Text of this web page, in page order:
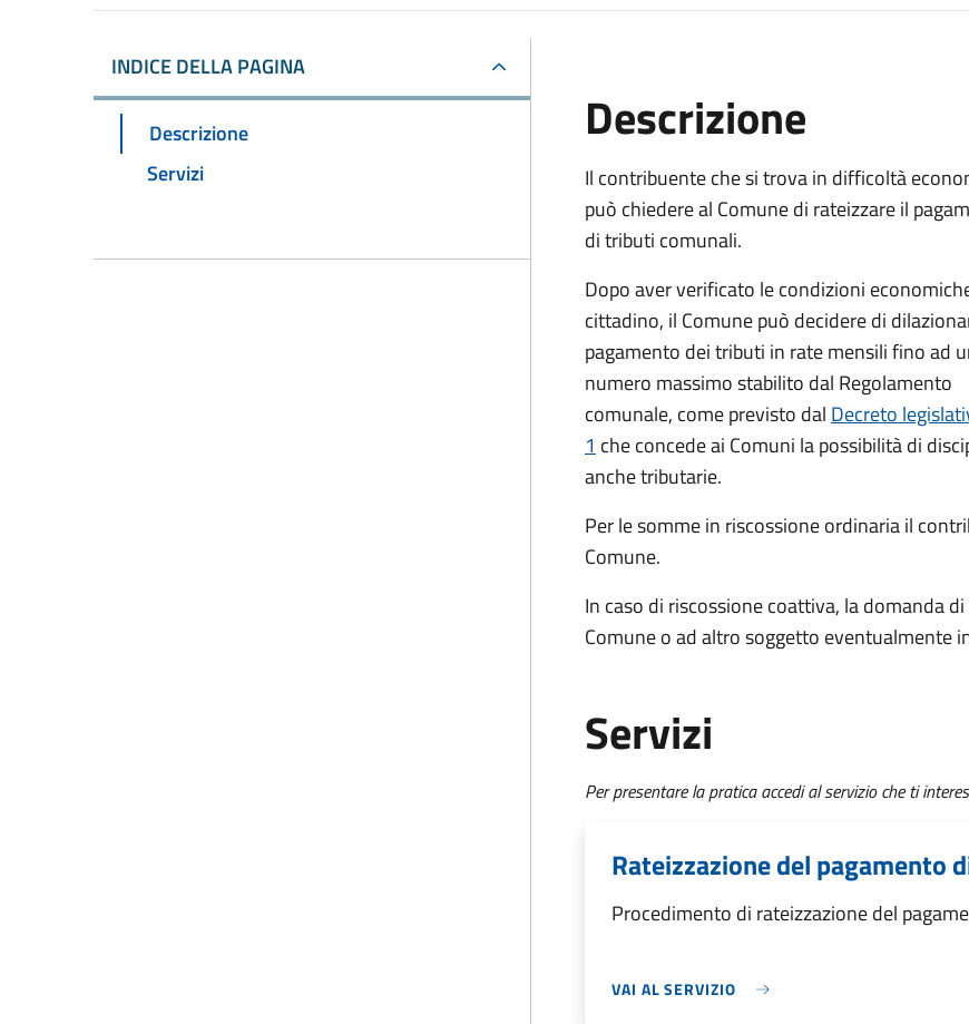
INDICE DELLA PAGINA
Descrizione
Servizi
Descrizione
Il contribuente che si trova in difficoltà
può chiedere al Comune di rateizzare il
di tributi comunali.
Dopo aver verificato le condizioni
cittadino, il Comune può decidere di
pagamento dei tributi in rate mensili fino ad
numero massimo stabilito dal Regolamento
comunale, come previsto dal Decreto
1 che concede ai Comuni la possibilità di
anche tributarie.
Per le somme in riscossione ordinaria il
Comune.
In caso di riscossione coattiva, la domanda
Comune o ad altro soggetto eventualmente
Servizi
Per presentare la pratica accedi al servizio che ti
Rateizzazione del pagamento
Procedimento di rateizzazione del
VAI AL SERVIZIO